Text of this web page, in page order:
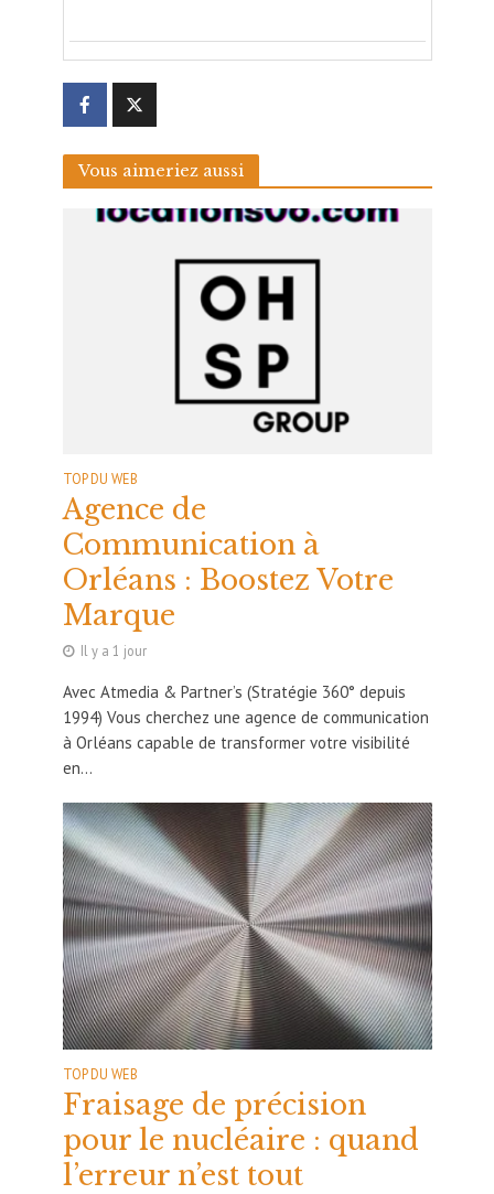
Vous aimeriez aussi
TOP DU WEB
Agence de
Communication à
Orléans : Boostez Votre
Marque
Il y a 1 jour
Avec Atmedia & Partner’s (Stratégie 360° depuis
1994) Vous cherchez une agence de communication
à Orléans capable de transformer votre visibilité
en...
TOP DU WEB
Fraisage de précision
pour le nucléaire : quand
l’erreur n’est tout